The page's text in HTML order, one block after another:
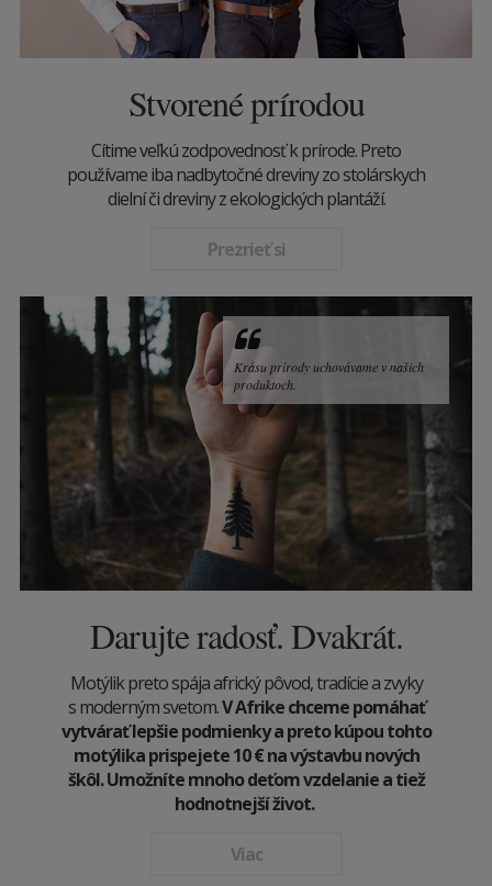
Stvorené prírodou
Cítime veľkú zodpovednosť k prírode. Preto
používame iba nadbytočné dreviny zo stolárskych
dielní či dreviny z ekologických plantáží.
Prezrieť si
Krásu prírody uchovávame v našich
produktoch.
Darujte radosť. Dvakrát.
Motýlik preto spája africký pôvod, tradície a zvyky
s moderným svetom.V Afrike chceme pomáhať
vytvárať lepšie podmienky a preto kúpou tohto
motýlika prispejete 10€na výstavbu nových
škôl. Umožníte mnoho deťom vzdelanie a tiež
hodnotnejší život.
Viac